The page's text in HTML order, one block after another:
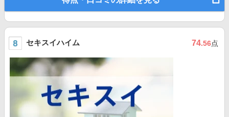
セキスイハイム 74.56点